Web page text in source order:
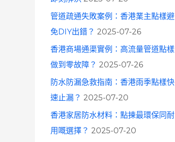
管道疏通失敗案例：香港業主點樣避
免DIY出錯？ 2025-07-26
香港商場通渠實例：高流量管道點樣
做到零故障？ 2025-07-26
防水防漏急救指南：香港雨季點樣快
速止漏？ 2025-07-20
香港家居防水材料：點揀最環保同耐
用嘅選擇？ 2025-07-20